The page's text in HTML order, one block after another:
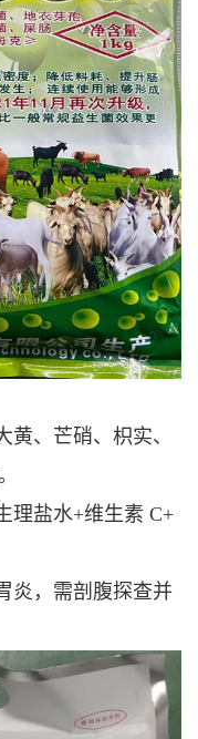
、芒硝、枳实、
理盐水+维生素 C+
炎，需剖腹探查并